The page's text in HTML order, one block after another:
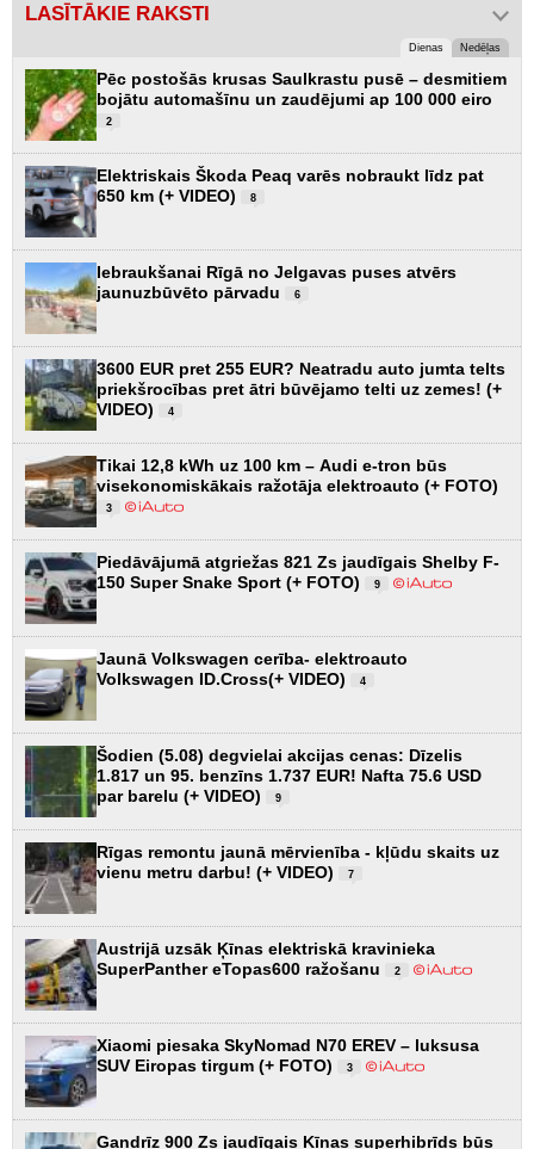
LASĪTĀKIE RAKSTI
Dienas Nedēļas
Pēc postošās krusas Saulkrastu pusē – desmitiem
bojātu automašīnu un zaudējumi ap 100 000 eiro
2
Elektriskais Škoda Peaq varēs nobraukt līdz pat
650 km (+ VIDEO)
8
Iebraukšanai Rīgā no Jelgavas puses atvērs
jaunuzbūvēto pārvadu
6
3600 EUR pret 255 EUR? Neatradu auto jumta telts
priekšrocības pret ātri būvējamo telti uz zemes! (+
VIDEO)
4
Tikai 12,8 kWh uz 100 km – Audi e-tron būs
visekonomiskākais ražotāja elektroauto (+ FOTO)
3
Piedāvājumā atgriežas 821 Zs jaudīgais Shelby F-
150 Super Snake Sport (+ FOTO)
9
Jaunā Volkswagen cerība- elektroauto
Volkswagen ID.Cross(+ VIDEO)
4
Šodien (5.08) degvielai akcijas cenas: Dīzelis
1.817 un 95. benzīns 1.737 EUR! Nafta 75.6 USD
par barelu (+ VIDEO)
9
Rīgas remontu jaunā mērvienība - kļūdu skaits uz
vienu metru darbu! (+ VIDEO)
7
Austrijā uzsāk Ķīnas elektriskā kravinieka
SuperPanther eTopas600 ražošanu
2
Xiaomi piesaka SkyNomad N70 EREV – luksusa
SUV Eiropas tirgum (+ FOTO)
3
Gandrīz 900 Zs jaudīgais Ķīnas superhibrīds būs